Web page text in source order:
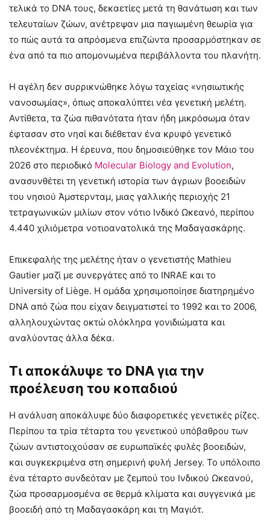
τελικά το DNA τους, δεκαετίες μετά τη θανάτωση και των
τελευταίων ζώων, ανέτρεψαν μια παγιωμένη θεωρία για
το πώς αυτά τα απρόσμενα επιζώντα προσαρμόστηκαν σε
ένα από τα πιο απομονωμένα περιβάλλοντα του πλανήτη.
Η αγέλη δεν συρρικνώθηκε λόγω ταχείας «νησιωτικής
νανοσωμίας», όπως αποκαλύπτει νέα γενετική μελέτη.
Αντίθετα, τα ζώα πιθανότατα ήταν ήδη μικρόσωμα όταν
έφτασαν στο νησί και διέθεταν ένα κρυφό γενετικό
πλεονέκτημα. Η έρευνα, που δημοσιεύθηκε τον Μάιο του
2026 στο περιοδικό Molecular Biology and Evolution,
ανασυνθέτει τη γενετική ιστορία των άγριων βοοειδών
του νησιού Άμστερνταμ, μιας γαλλικής περιοχής 21
τετραγωνικών μιλίων στον νότιο Ινδικό Ωκεανό, περίπου
4.440 χιλιόμετρα νοτιοανατολικά της Μαδαγασκάρης.
Επικεφαλής της μελέτης ήταν ο γενετιστής Mathieu
Gautier μαζί με συνεργάτες από το INRAE και το
University of Liège. Η ομάδα χρησιμοποίησε διατηρημένο
DNA από ζώα που είχαν δειγματιστεί το 1992 και το 2006,
αλληλουχώντας οκτώ ολόκληρα γονιδιώματα και
αναλύοντας άλλα δέκα.
Τι αποκάλυψε το DNA για την
προέλευση του κοπαδιού
Η ανάλυση αποκάλυψε δύο διαφορετικές γενετικές ρίζες.
Περίπου τα τρία τέταρτα του γενετικού υπόβαθρου των
ζώων αντιστοιχούσαν σε ευρωπαϊκές φυλές βοοειδών,
και συγκεκριμένα στη σημερινή φυλή Jersey. Το υπόλοιπο
ένα τέταρτο συνδεόταν με ζεμπού του Ινδικού Ωκεανού,
ζώα προσαρμοσμένα σε θερμά κλίματα και συγγενικά με
βοοειδή από τη Μαδαγασκάρη και τη Μαγιότ.